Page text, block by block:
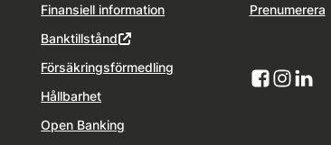
Finansiell information
Banktillstånd
Försäkringsförmedling
Hållbarhet
Open Banking
Prenumerera